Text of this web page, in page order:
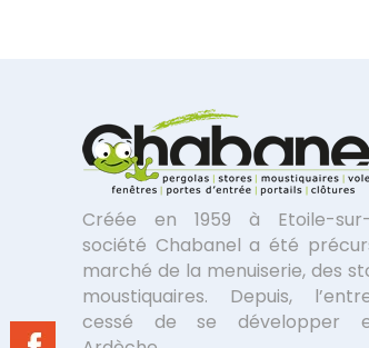
Créée en 1959 à Etoile-
société Chabanel a été
marché de la menuiserie, des
moustiquaires. Depuis,
cessé de se développer